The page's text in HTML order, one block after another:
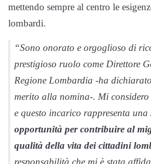
mettendo sempre al centro le
lombardi.
“Sono onorato e orgoglioso di
prestigioso ruolo come Direttore
Regione Lombardia -ha
merito alla nomina-. Mi considero
e questo incarico rappresenta una
opportunità per contribuire al
qualità della vita dei cittadini
responsabilità che mi è stata